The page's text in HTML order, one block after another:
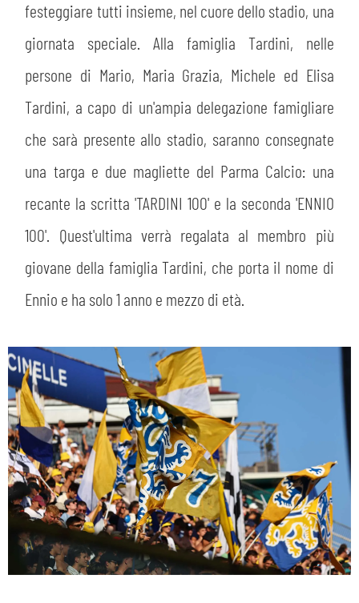
festeggiare tutti insieme, nel cuore dello stadio, una
giornata speciale. Alla famiglia Tardini, nelle
persone di Mario, Maria Grazia, Michele ed Elisa
Tardini, a capo di un'ampia delegazione famigliare
che sarà presente allo stadio, saranno consegnate
una targa e due magliette del Parma Calcio: una
recante la scritta 'TARDINI 100' e la seconda 'ENNIO
100'. Quest'ultima verrà regalata al membro più
giovane della famiglia Tardini, che porta il nome di
Ennio e ha solo 1 anno e mezzo di età.